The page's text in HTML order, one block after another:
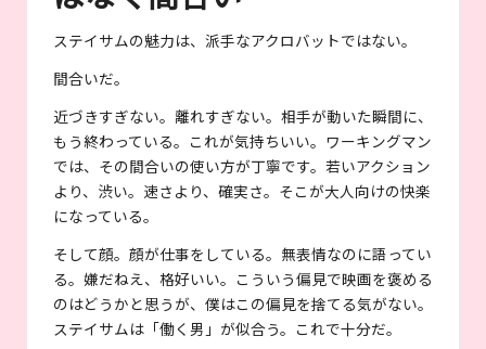
ステイサムの魅力は、派手なアクロバットではない。
間合いだ。
近づきすぎない。離れすぎない。相手が動いた瞬間に、
もう終わっている。これが気持ちいい。ワーキングマン
では、その間合いの使い方が丁寧です。若いアクション
より、渋い。速さより、確実さ。そこが大人向けの快楽
になっている。
そして顔。顔が仕事をしている。無表情なのに語ってい
る。嫌だねえ、格好いい。こういう偏見で映画を褒める
のはどうかと思うが、僕はこの偏見を捨てる気がない。
ステイサムは「働く男」が似合う。これで十分だ。